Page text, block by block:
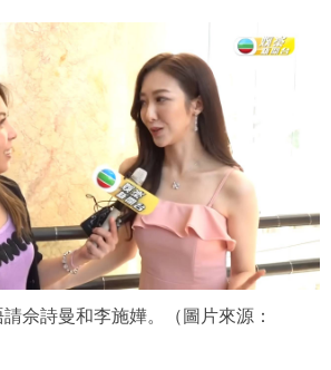
佘詩曼和李施嬅。（圖片來源：